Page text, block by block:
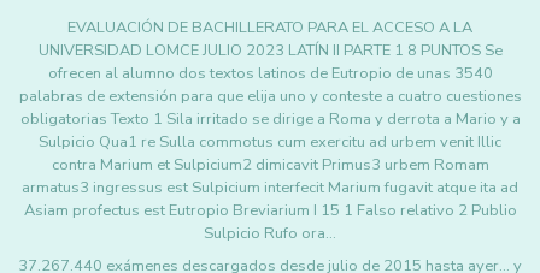
EVALUACIÓN DE BACHILLERATO PARA EL ACCESO A LA
UNIVERSIDAD LOMCE JULIO 2023 LATÍN II PARTE 1 8 PUNTOS Se
ofrecen al alumno dos textos latinos de Eutropio de unas 3540
palabras de extensión para que elija uno y conteste a cuatro cuestiones
obligatorias Texto 1 Sila irritado se dirige a Roma y derrota a Mario y a
Sulpicio Qua1 re Sulla commotus cum exercitu ad urbem venit Illic
contra Marium et Sulpicium2 dimicavit Primus3 urbem Romam
armatus3 ingressus est Sulpicium interfecit Marium fugavit atque ita ad
Asiam profectus est Eutropio Breviarium I 15 1 Falso relativo 2 Publio
Sulpicio Rufo ora…
37.267.440 exámenes descargados desde julio de 2015 hasta ayer... y